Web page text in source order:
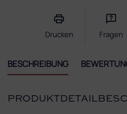
Drucken Fragen
BESCHREIBUNG